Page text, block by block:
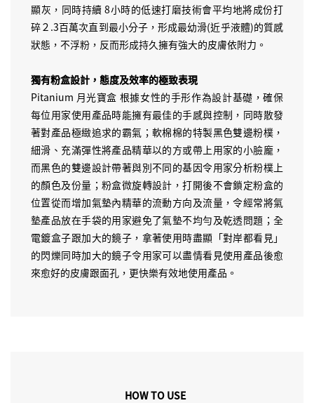
顯灰，同時持續 8小時的低速打磨技術會平均地將成份打
碎２.3百萬次直到最小分子，形成最幼滑(近乎液體)的質感
狀態，不浮粉，反而形成持久擁有強大的皮膚依附力。
獨有粉盒設計，態度及效率的極致表現
Pitanium 月光寶盒 根據女性的手形作為設計基礎，確保
每位用家使用產品時能擁有最佳的手感與控制，同時散發
著對產品極緻追求的霸氣；軟棉棉的特製黑色雙邊粉樸，
細滑、充滿彈性將產品精華以的方或帶上用家的小臉龐，
而黑色的雙邊設計帶著與別不同的基因令用家分析粉樸上
的顏色及份量；粉盒微旋轉設計，打開後不會鎖定粉盒的
位置從而增加氣墊內精華的流動方向及流量，令經常將氣
墊產品放在手袋的用家避免了氣墊不均勻及乾透問題；全
電鍍盒子跟加大的鏡子，拿著使用時盡顯「對岸都看見」
的閃爍同時加大的鏡子令用家可以盡情看見使用產品後愈
來愈好的皮膚跟面孔，更快樂有效地使用產品。
HOW TO USE